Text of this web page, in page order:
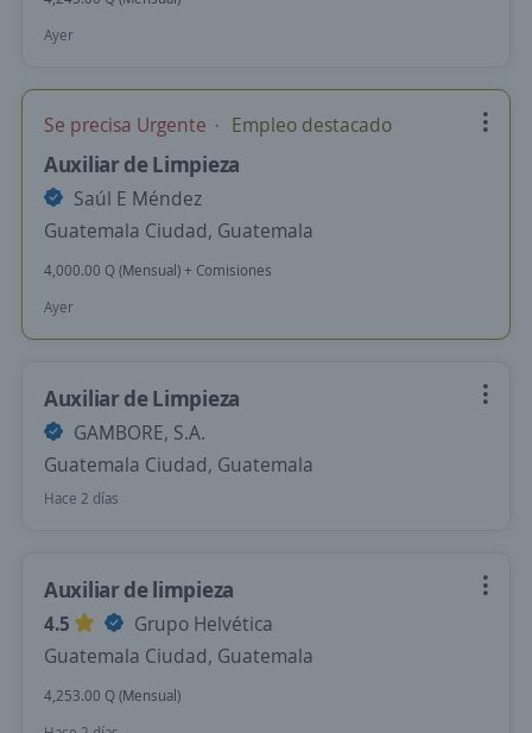
Ayer
Se precisa Urgente Empleo destacado
Auxiliar de Limpieza
Saúl E Méndez
Guatemala Ciudad, Guatemala
4,000.00 Q (Mensual) + Comisiones
Ayer
Auxiliar de Limpieza
GAMBORE, S.A.
Guatemala Ciudad, Guatemala
Hace 2 días
Auxiliar de limpieza
4.5
Grupo Helvética
Guatemala Ciudad, Guatemala
4,253.00 Q (Mensual)